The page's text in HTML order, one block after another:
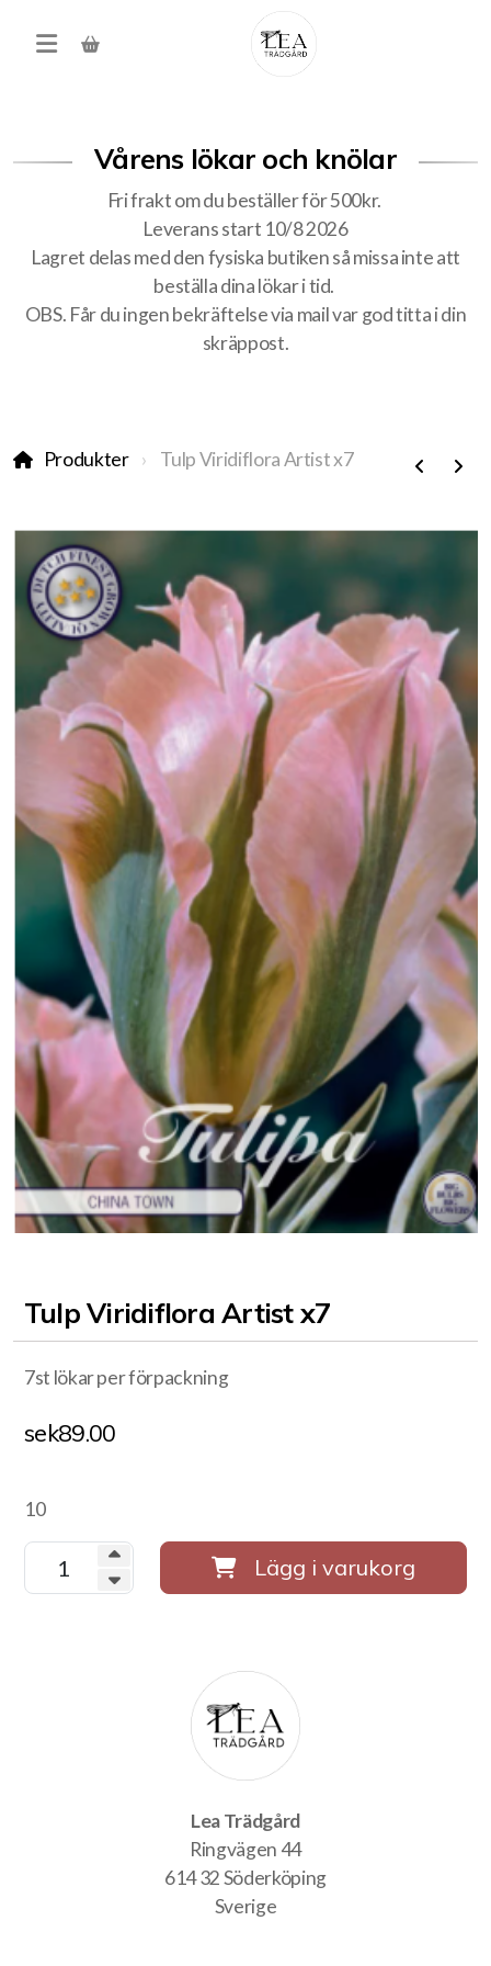
Vårens lökar och knölar
Fri frakt om du beställer för 500kr.
Leverans start 10/8 2026
Lagret delas med den fysiska butiken så missa inte att
beställa dina lökar i tid.
OBS. Får du ingen bekräftelse via mail var god titta i din
skräppost.
Produkter Tulp Viridiflora Artist x7
Tulp Viridiflora Artist x7
7st lökar per förpackning
sek89.00
10
Lägg i varukorg
Lea Trädgård
Ringvägen 44
614 32 Söderköping
Sverige
Produkter